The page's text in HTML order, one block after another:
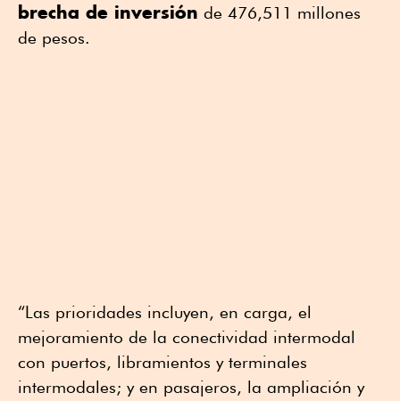
brecha de inversión de 476,511 millones
de pesos.
“Las prioridades incluyen, en carga, el
mejoramiento de la conectividad intermodal
con puertos, libramientos y terminales
intermodales; y en pasajeros, la ampliación y